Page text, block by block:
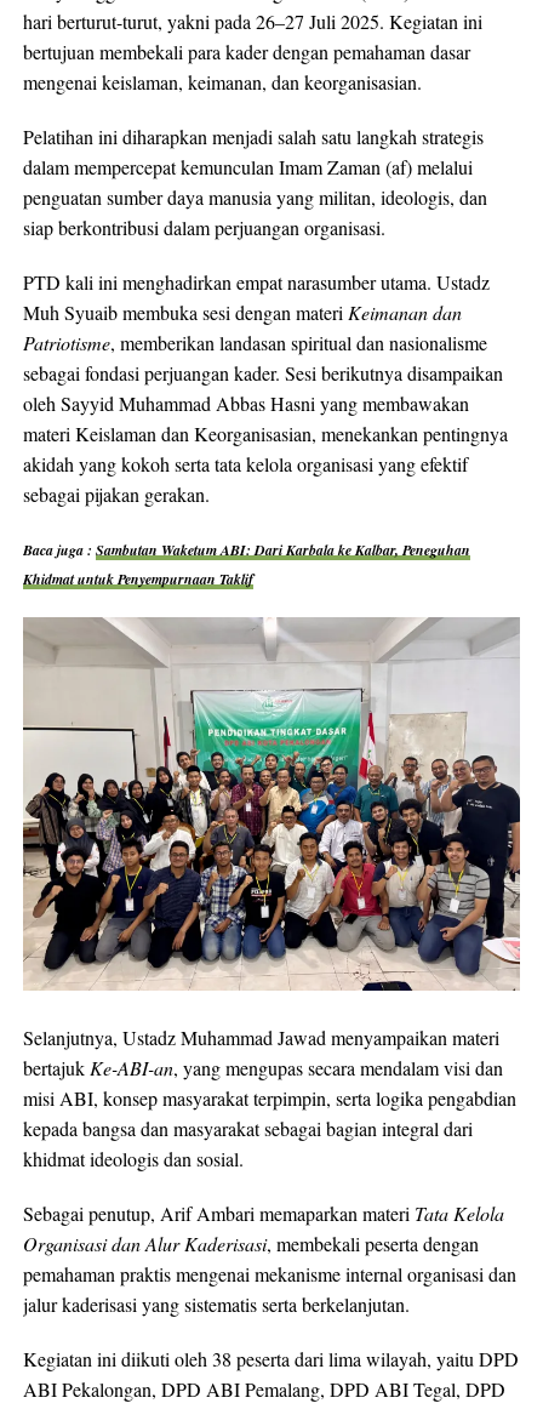
hari berturut-turut, yakni pada 26–27 Juli 2025. Kegiatan ini
bertujuan membekali para kader dengan pemahaman dasar
mengenai keislaman, keimanan, dan keorganisasian.
Pelatihan ini diharapkan menjadi salah satu langkah strategis
dalam mempercepat kemunculan Imam Zaman (af) melalui
penguatan sumber daya manusia yang militan, ideologis, dan
siap berkontribusi dalam perjuangan organisasi.
PTD kali ini menghadirkan empat narasumber utama. Ustadz
Muh Syuaib membuka sesi dengan materi Keimanan dan
Patriotisme, memberikan landasan spiritual dan nasionalisme
sebagai fondasi perjuangan kader. Sesi berikutnya disampaikan
oleh Sayyid Muhammad Abbas Hasni yang membawakan
materi Keislaman dan Keorganisasian, menekankan pentingnya
akidah yang kokoh serta tata kelola organisasi yang efektif
sebagai pijakan gerakan.
Baca juga : Sambutan Waketum ABI: Dari Karbala ke Kalbar, Peneguhan
Khidmat untuk Penyempurnaan Taklif
Selanjutnya, Ustadz Muhammad Jawad menyampaikan materi
bertajuk Ke-ABI-an, yang mengupas secara mendalam visi dan
misi ABI, konsep masyarakat terpimpin, serta logika pengabdian
kepada bangsa dan masyarakat sebagai bagian integral dari
khidmat ideologis dan sosial.
Sebagai penutup, Arif Ambari memaparkan materi Tata Kelola
Organisasi dan Alur Kaderisasi, membekali peserta dengan
pemahaman praktis mengenai mekanisme internal organisasi dan
jalur kaderisasi yang sistematis serta berkelanjutan.
Kegiatan ini diikuti oleh 38 peserta dari lima wilayah, yaitu DPD
ABI Pekalongan, DPD ABI Pemalang, DPD ABI Tegal, DPD